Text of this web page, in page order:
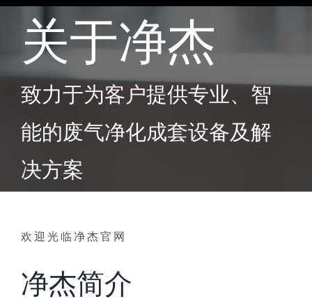
QQ
行业应用
技术支持
关于净杰
联系净杰
首页
酸雾净化塔
干式废气吸附塔
塔内件
关于净杰
致力于为客户提供专业、智
能的废气净化成套设备及解
决方案
欢迎光临净杰官网
净杰简介